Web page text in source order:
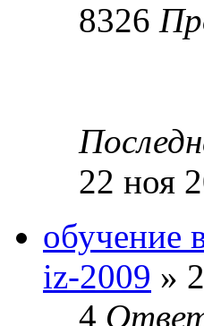
8326
22 ноя
обучение
iz-2009 »
4